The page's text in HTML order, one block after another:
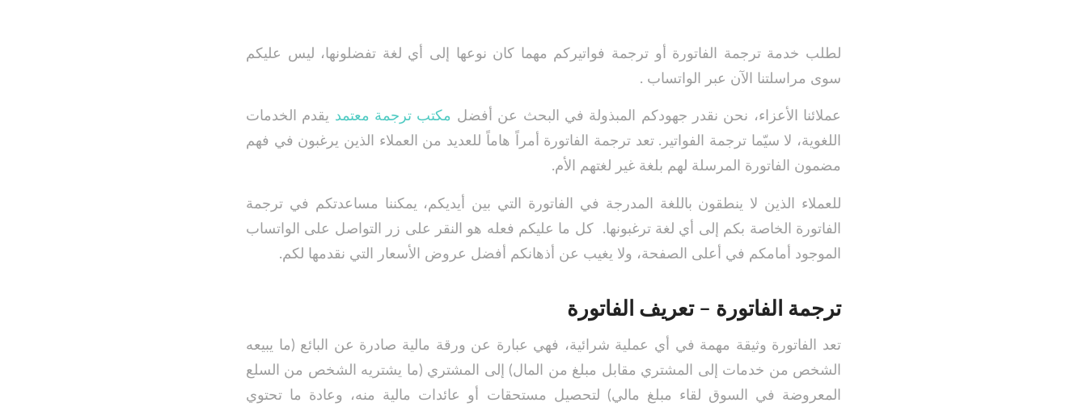
لطلب خدمة ترجمة الفاتورة أو ترجمة فواتيركم مهما كان نوعها إلى أي لغة تفضلونها، ليس عليكم
سوى مراسلتنا الآن عبر الواتساب .
عملائنا الأعزاء، نحن نقدر جهودكم المبذولة في البحث عن أفضل مكتب ترجمة معتمد يقدم الخدمات
اللغوية، لا سيّما ترجمة الفواتير. تعد ترجمة الفاتورة أمراً هاماً للعديد من العملاء الذين يرغبون في فهم
مضمون الفاتورة المرسلة لهم بلغة غير لغتهم الأم.
للعملاء الذين لا ينطقون باللغة المدرجة في الفاتورة التي بين أيديكم، يمكننا مساعدتكم في ترجمة
الفاتورة الخاصة بكم إلى أي لغة ترغبونها. كل ما عليكم فعله هو النقر على زر التواصل على الواتساب
الموجود أمامكم في أعلى الصفحة، ولا يغيب عن أذهانكم أفضل عروض الأسعار التي نقدمها لكم.
ترجمة الفاتورة – تعريف الفاتورة
تعد الفاتورة وثيقة مهمة في أي عملية شرائية، فهي عبارة عن ورقة مالية صادرة عن البائع (ما يبيعه
الشخص من خدمات إلى المشتري مقابل مبلغ من المال) إلى المشتري (ما يشتريه الشخص من السلع
المعروضة في السوق لقاء مبلغ مالي) لتحصيل مستحقات أو عائدات مالية منه، وعادة ما تحتوي